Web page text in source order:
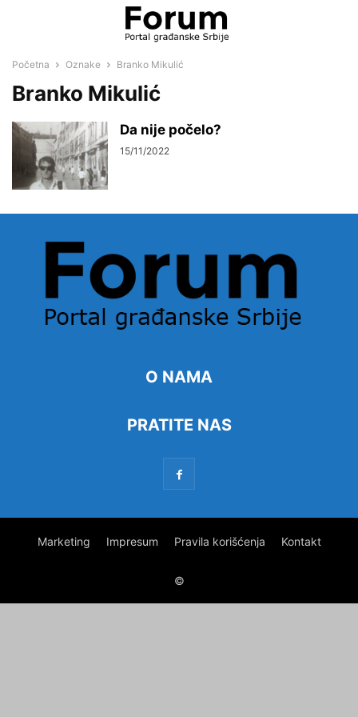
Početna Oznake Branko Mikulić
Branko Mikulić
Da nije počelo?
15/11/2022
O NAMA
PRATITE NAS
Marketing Impresum Pravila korišćenja Kontakt
©